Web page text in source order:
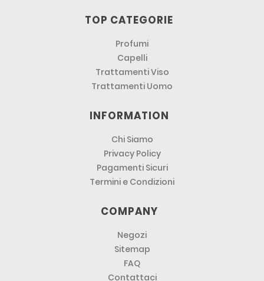
TOP CATEGORIE
Profumi
Capelli
Trattamenti Viso
Trattamenti Uomo
INFORMATION
Chi Siamo
Privacy Policy
Pagamenti Sicuri
Termini e Condizioni
COMPANY
Negozi
Sitemap
FAQ
Contattaci